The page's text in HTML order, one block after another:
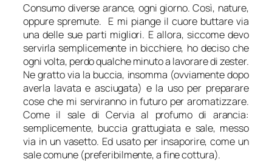
Consumo diverse arance, ogni giorno. Così, nature,
oppure spremute. E mi piange il cuore buttare via
una delle sue parti migliori. E allora, siccome devo
servirla semplicemente in bicchiere, ho deciso che
ogni volta, perdo qualche minuto a lavorare di zester.
Ne gratto via la buccia, insomma (ovviamente dopo
averla lavata e asciugata) e la uso per preparare
cose che mi serviranno in futuro per aromatizzare.
Come il sale di Cervia al profumo di arancia:
semplicemente, buccia grattugiata e sale, messo
via in un vasetto. Ed usato per insaporire, come un
sale comune (preferibilmente, a fine cottura).